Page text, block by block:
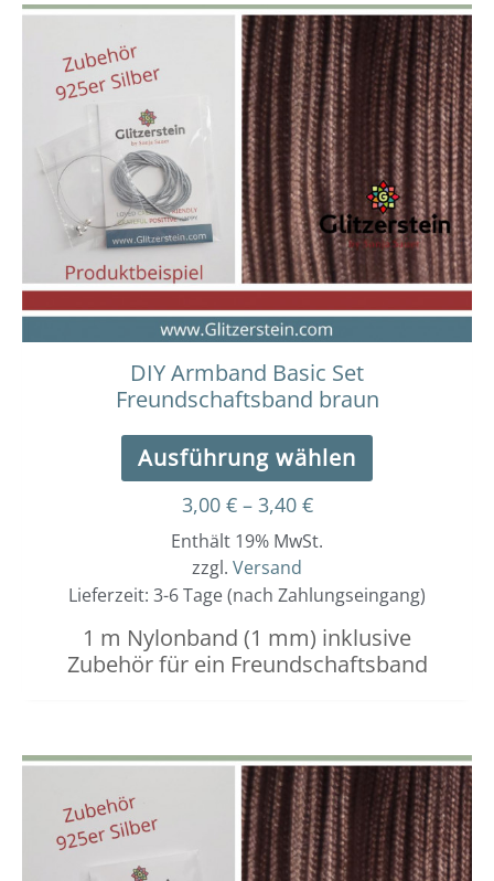
DIY Armband Basic Set
Freundschaftsband braun
Ausführung wählen
Dieses
Produkt
weist
mehrere
Varianten
auf.
Die
Optionen
können
auf
der
3,00 € – 3,40 €
Preisspanne:
3,00 €
bis
3,40 €
Enthält 19% MwSt.
zzgl. Versand
Lieferzeit: 3-6 Tage (nach Zahlungseingang)
1 m Nylonband (1 mm) inklusive
Zubehör für ein Freundschaftsband